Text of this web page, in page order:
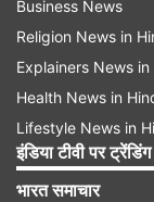
की भीड़ को कम
महत्वपूर्ण हिस्सा
दिल्ली-गुरुग्राम
लंबाई:यह
Business News
Religion News in
Explainers News in
Health News in
Lifestyle News in
इंडिया टीवी पर ट्रेंडिंग
भारत समाचार